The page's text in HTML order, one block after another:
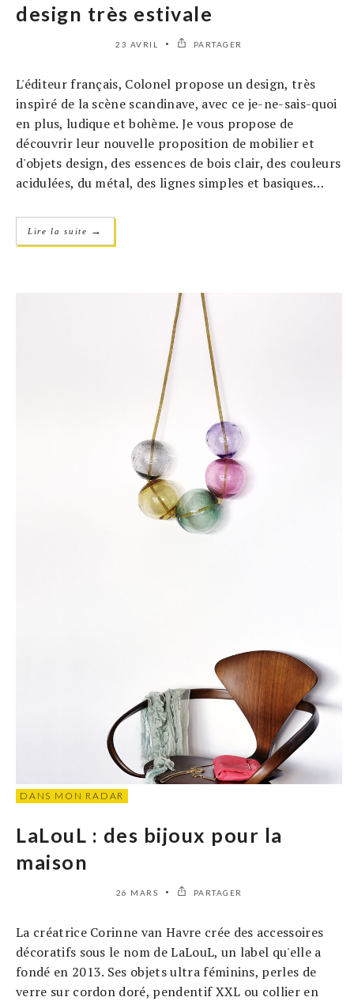
design très estivale
23 AVRIL PARTAGER
L'éditeur français, Colonel propose un design, très
inspiré de la scène scandinave, avec ce je-ne-sais-quoi
en plus, ludique et bohème. Je vous propose de
découvrir leur nouvelle proposition de mobilier et
d'objets design, des essences de bois clair, des couleurs
acidulées, du métal, des lignes simples et basiques…
Lire la suite →
DANS MON RADAR
LaLouL : des bijoux pour la
maison
26 MARS PARTAGER
La créatrice Corinne van Havre crée des accessoires
décoratifs sous le nom de LaLouL, un label qu'elle a
fondé en 2013. Ses objets ultra féminins, perles de
verre sur cordon doré, pendentif XXL ou collier en